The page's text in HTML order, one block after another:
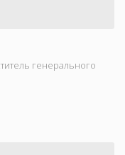
генерального